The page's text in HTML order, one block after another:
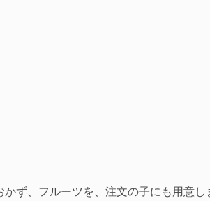
ず、フルーツを、注文の子にも用意し